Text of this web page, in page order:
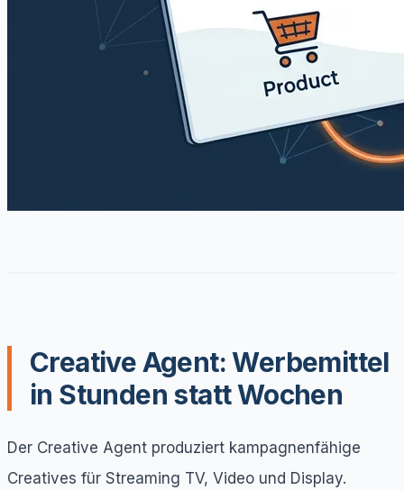
Creative Agent: Werbemittel
in Stunden statt Wochen
Der Creative Agent produziert kampagnenfähige
Creatives für Streaming TV, Video und Display.